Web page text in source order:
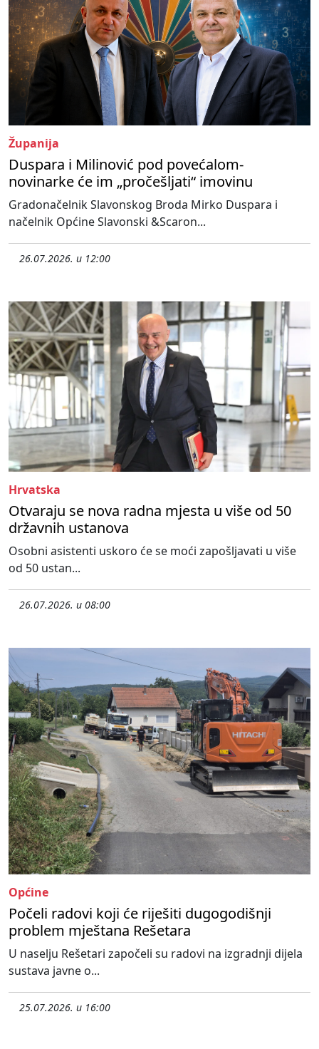
Županija
Duspara i Milinović pod povećalom-
novinarke će im „pročešljati“ imovinu
Gradonačelnik Slavonskog Broda Mirko Duspara i
načelnik Općine Slavonski &Scaron...
26.07.2026. u 12:00
Hrvatska
Otvaraju se nova radna mjesta u više od 50
državnih ustanova
Osobni asistenti uskoro će se moći zapošljavati u više
od 50 ustan...
26.07.2026. u 08:00
Općine
Počeli radovi koji će riješiti dugogodišnji
problem mještana Rešetara
U naselju Rešetari započeli su radovi na izgradnji dijela
sustava javne o...
25.07.2026. u 16:00